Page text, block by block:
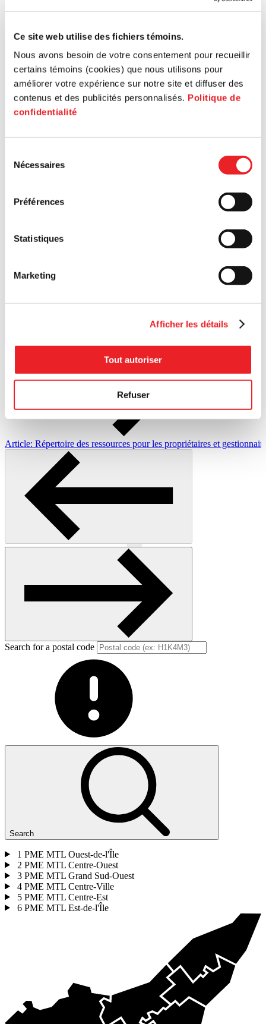
Ce site web utilise des fichiers témoins.
Nous avons besoin de votre consentement pour recueillir
certains témoins (cookies) que nous utilisons pour
améliorer votre expérience sur notre site et diffuser des
contenus et des publicités personnalisés. Politique de
confidentialité
Nécessaires
Préférences
Statistiques
Marketing
Afficher les détails
Tout autoriser
Refuser
Article: Répertoire des ressources pour les propriétaires et
Previous
Search for a postal code
Search
1 PME MTL Ouest-de-l'Île
2 PME MTL Centre-Ouest
3 PME MTL Grand Sud-Ouest
4 PME MTL Centre-Ville
5 PME MTL Centre-Est
6 PME MTL Est-de-l'Île